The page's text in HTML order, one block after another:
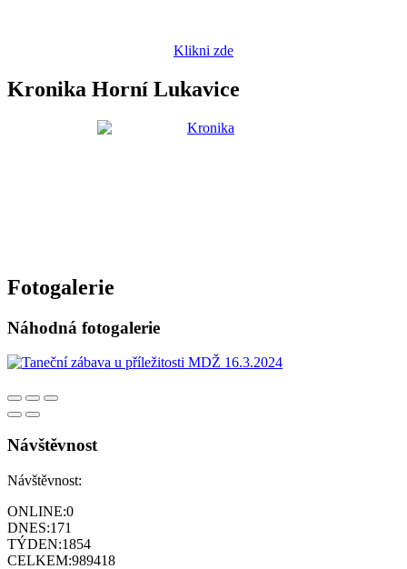
Klikni zde
Kronika Horní Lukavice
Fotogalerie
Náhodná fotogalerie
Návštěvnost
Návštěvnost:
ONLINE:0
DNES:171
TÝDEN:1854
CELKEM:989418